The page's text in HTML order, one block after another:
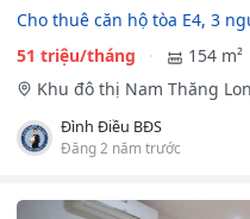
Cho thuê căn hộ tòa E4, 3
51 triệu/tháng
154 m²
Khu đô thị Nam Thăng
Đình Điều BĐS
Đăng 2 năm trước